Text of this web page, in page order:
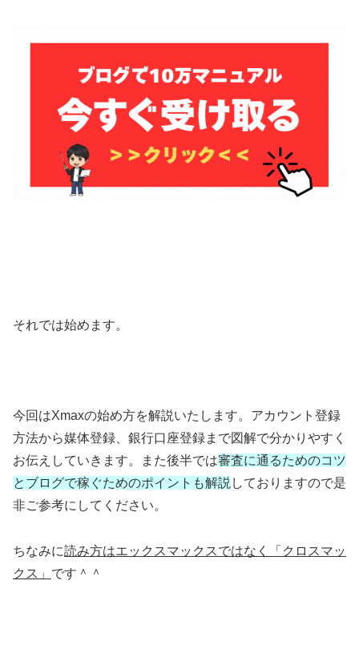
それでは始めます。
今回はXmaxの始め方を解説いたします。アカウント登録
方法から媒体登録、銀行口座登録まで図解で分かりやすく
お伝えしていきます。また後半では審査に通るためのコツ
とブログで稼ぐためのポイントも解説 しておりますので是
非ご参考にしてください。
ちなみに読み方はエックスマックスではなく「クロスマッ
クス」 です＾＾